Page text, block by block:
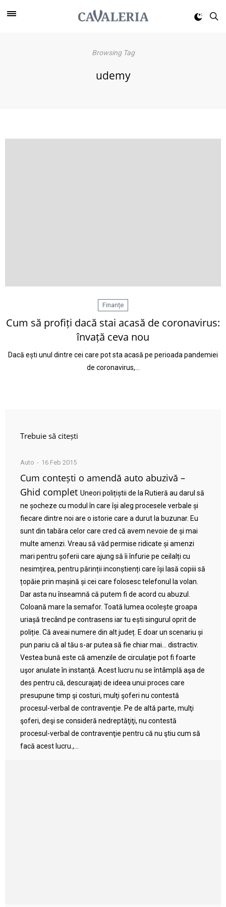
Browsing Tag
udemy
Finanțe
Cum să profiți dacă stai acasă de coronavirus:
învață ceva nou
Dacă ești unul dintre cei care pot sta acasă pe perioada pandemiei
de coronavirus,…
Trebuie să citești
Auto 16 Feb 2015
Cum contești o amendă auto abuzivă –
Ghid complet Uneori polițiștii de la Rutieră au darul să
ne șocheze cu modul în care își aleg procesele verbale și
fiecare dintre noi are o istorie care a durut la buzunar. Eu
sunt din tabăra celor care cred că avem nevoie de și mai
multe amenzi. Vreau să văd permise ridicate și amenzi
mari pentru șoferii care ajung să îi înfurie pe ceilalți cu
nesimțirea, pentru părinții inconștienți care își lasă copiii să
țopăie prin mașină și cei care folosesc telefonul la volan.
Dar asta nu înseamnă că putem fi de acord cu abuzul.
Coloană mare la semafor. Toată lumea ocolește groapa
uriașă trecând pe contrasens iar tu ești singurul oprit de
poliție. Că aveai numere din alt județ. E doar un scenariu și
pun pariu că al tău s-ar putea să fie chiar mai… distractiv.
Vestea bună este că amenzile de circulaţie pot fi foarte
uşor anulate în instanţă. Acest lucru nu se întâmplă aşa de
des pentru că, descurajaţi de ideea unui proces care
presupune timp şi costuri, mulţi şoferi nu contestă
procesul-verbal de contravenţie. Pe de altă parte, mulţi
şoferi, deşi se consideră nedreptăţiţi, nu contestă
procesul-verbal de contravenţie pentru că nu ştiu cum să
facă acest lucru.,...